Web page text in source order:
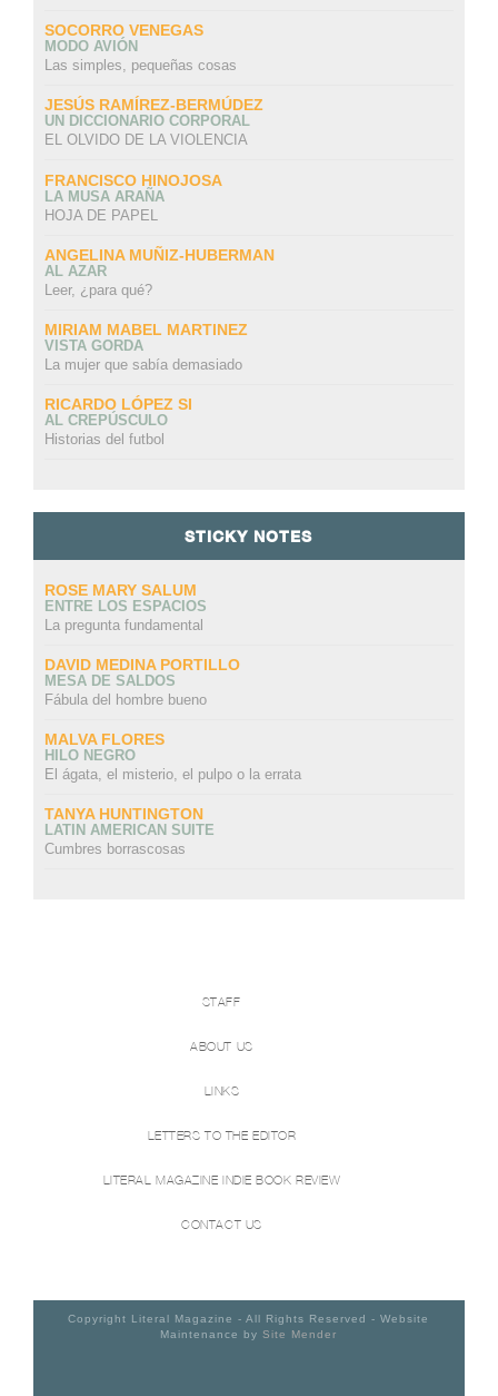
SOCORRO VENEGAS
MODO AVIÓN
Las simples, pequeñas cosas
JESÚS RAMÍREZ-BERMÚDEZ
UN DICCIONARIO CORPORAL
EL OLVIDO DE LA VIOLENCIA
FRANCISCO HINOJOSA
LA MUSA ARAÑA
HOJA DE PAPEL
ANGELINA MUÑIZ-HUBERMAN
AL AZAR
Leer, ¿para qué?
MIRIAM MABEL MARTINEZ
VISTA GORDA
La mujer que sabía demasiado
RICARDO LÓPEZ SI
AL CREPÚSCULO
Historias del futbol
STICKY NOTES
ROSE MARY SALUM
ENTRE LOS ESPACIOS
La pregunta fundamental
DAVID MEDINA PORTILLO
MESA DE SALDOS
Fábula del hombre bueno
MALVA FLORES
HILO NEGRO
El ágata, el misterio, el pulpo o la errata
TANYA HUNTINGTON
LATIN AMERICAN SUITE
Cumbres borrascosas
STAFF
ABOUT US
LINKS
LETTERS TO THE EDITOR
LITERAL MAGAZINE INDIE BOOK REVIEW
CONTACT US
Copyright Literal Magazine - All Rights Reserved - Website
Maintenance bySite Mender